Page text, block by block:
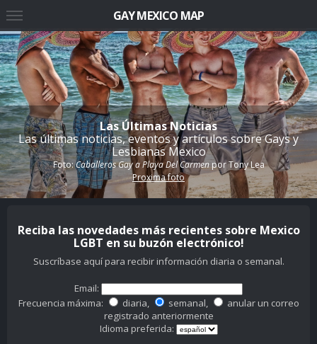
Las Últimas Noticias
Las últimas noticias, eventos y artículos sobre Gays y
Lesbianas Mexico
Foto:Caballeros Gay a Playa Del Carmen porTony Lea
Proxima foto
Reciba las novedades más recientes sobre Mexico
LGBT en su buzón electrónico!
Suscríbase aquí para recibir información diaria o semanal.
Email:
Frecuencia máxima:
diaria, semanal,
anular un correo
registrado anteriormente
Idioma preferida:
GAY MEXICO MAP